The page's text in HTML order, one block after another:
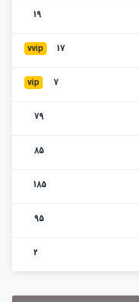
19
vvip 17
vip 7
79
85
185
95
2